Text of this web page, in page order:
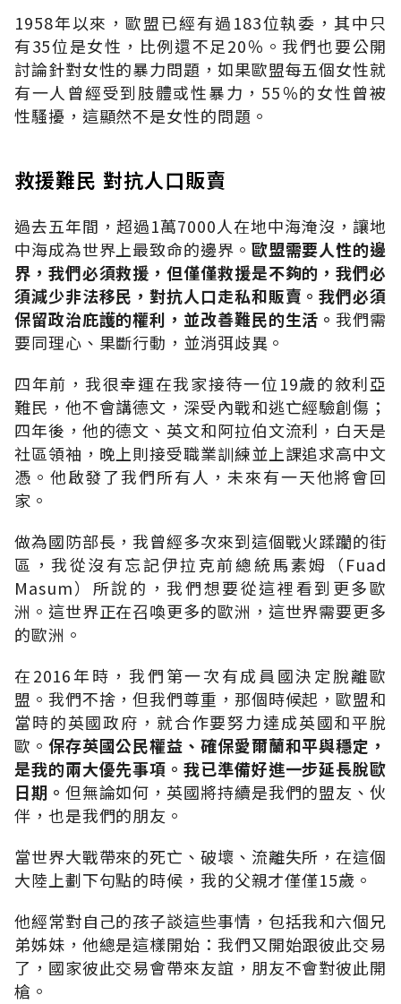
1958年以來，歐盟已經有過183位執委，其中只
有35位是女性，比例還不足20％。我們也要公開
討論針對女性的暴力問題，如果歐盟每五個女性就
有一人曾經受到肢體或性暴力，55％的女性曾被
性騷擾，這顯然不是女性的問題。
救援難民 對抗人口販賣
過去五年間，超過1萬7000人在地中海淹沒，讓地
中海成為世界上最致命的邊界。 歐盟需要人性的邊
界，我們必須救援，但僅僅救援是不夠的，我們必
須減少非法移民，對抗人口走私和販賣。我們必須
保留政治庇護的權利，並改善難民的生活。我們需
要同理心、果斷行動，並消弭歧異。
四年前，我很幸運在我家接待一位19歲的敘利亞
難民，他不會講德文，深受內戰和逃亡經驗創傷；
四年後，他的德文、英文和阿拉伯文流利，白天是
社區領袖，晚上則接受職業訓練並上課追求高中文
憑。他啟發了我們所有人，未來有一天他將會回
家。
做為國防部長，我曾經多次來到這個戰火蹂躪的街
區，我從沒有忘記伊拉克前總統馬素姆（Fuad
Masum）所說的，我們想要從這裡看到更多歐
洲。這世界正在召喚更多的歐洲，這世界需要更多
的歐洲。
在2016年時，我們第一次有成員國決定脫離歐
盟。我們不捨，但我們尊重，那個時候起，歐盟和
當時的英國政府，就合作要努力達成英國和平脫
歐。 保存英國公民權益、確保愛爾蘭和平與穩定，
是我的兩大優先事項。我已準備好進一步延長脫歐
日期。 但無論如何，英國將持續是我們的盟友、伙
伴，也是我們的朋友。
當世界大戰帶來的死亡、破壞、流離失所，在這個
大陸上劃下句點的時候，我的父親才僅僅15歲。
他經常對自己的孩子談這些事情，包括我和六個兄
弟姊妹，他總是這樣開始：我們又開始跟彼此交易
了，國家彼此交易會帶來友誼，朋友不會對彼此開
槍。